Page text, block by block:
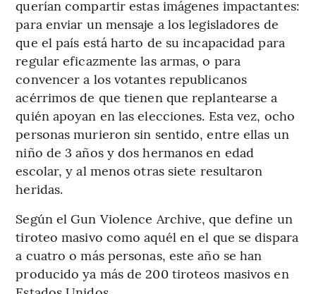
querían compartir estas imágenes impactantes:
para enviar un mensaje a los legisladores de
que el país está harto de su incapacidad para
regular eficazmente las armas, o para
convencer a los votantes republicanos
acérrimos de que tienen que replantearse a
quién apoyan en las elecciones. Esta vez, ocho
personas murieron sin sentido, entre ellas un
niño de 3 años y dos hermanos en edad
escolar, y al menos otras siete resultaron
heridas.
Según el Gun Violence Archive, que define un
tiroteo masivo como aquél en el que se dispara
a cuatro o más personas, este año se han
producido ya más de 200 tiroteos masivos en